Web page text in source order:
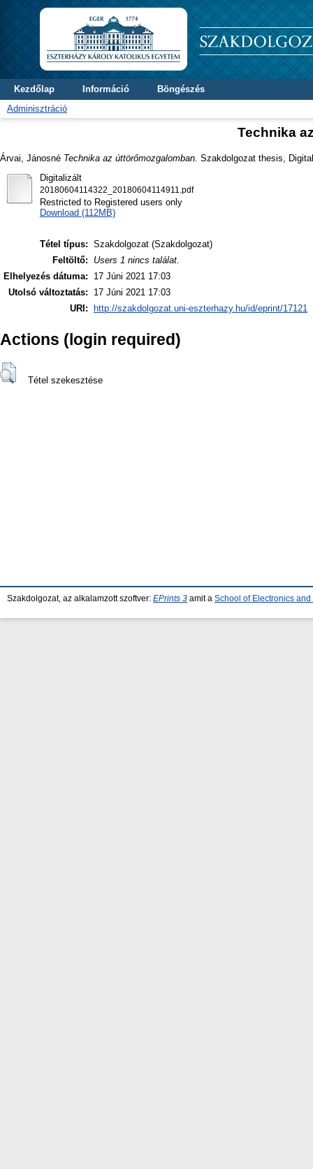
Kezdőlap Információ
Böngészés
Adminisztráció
Technika
Árvai, Jánosné Technika az úttörőmozgalomban. Szakdolgozat thesis,
Digitalizált
20180604114322_20180604114911.pdf
Restricted to Registered users only
Download (112MB)
Tétel típus: Szakdolgozat (Szakdolgozat)
Feltöltő:
Users 1 nincs találat.
Elhelyezés dátuma:
17 Júni 2021 17:03
Utolsó változtatás:
17 Júni 2021 17:03
URI:
http://szakdolgozat.uni-eszterhazy.hu/id/eprint/17121
Actions (login required)
Tétel szekesztése
Szakdolgozat, az alkalamzott szoftver: EPrints 3 amit a School of Electronics